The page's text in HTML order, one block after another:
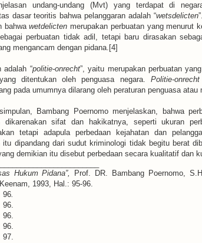
undang-undang (Mvt) yang terdapat di
dasar teoritis bahwa pelanggaran adalah “wetsdelicten
bahwawetdelicten merupakan perbuatan yang menurut
perbuatan tidak adil, tetapi baru dirasakan
mengancam dengan pidana.[4]
adalah “politie-onrecht”, yaitu merupakan perbuatan
ditentukan oleh penguasa negara. Politie-onrecht
pada umumnya dilarang oleh peraturan penguasa atau
Bambang Poernomo menjelaskan, bahwa
dikarenakan sifat dan hakikatnya, seperti ukuran
tetapi adapula perbedaan kejahatan dan
itu dipandang dari sudut kriminologi tidak begitu berat
demikian itu disebut perbedaan secara kualitatif dan
Hukum Pidana”, Prof. DR. Bambang Poernomo,
1993, Hal.: 95-96.
96.
96.
96.
96.
97.